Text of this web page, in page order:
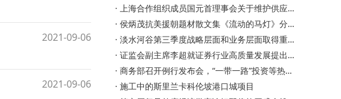
2021-09-06
2021-09-06
· 上海合作组织成员国元首理事会关于维护供应链安全稳定多…
· 侯炳茂抗美援朝题材散文集《流动的马灯》分享会在京举行
· 淡水河谷第三季度战略层面和业务层面取得重要进展
· 证监会副主席李超就证券行业高质量发展提出“五个坚持”
· 商务部召开例行发布会，“一带一路”投资等热点话题受关…
· 施工中的斯里兰卡科伦坡港口城项目